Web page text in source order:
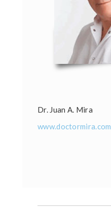
Dr. Juan A. Mira
www.doctormira.com